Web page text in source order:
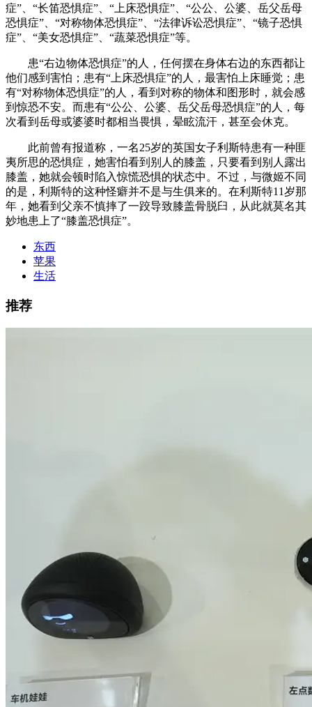
症”、“长笛恐惧症”、“上床恐惧症”、“公公、公婆、岳父岳母
恐惧症”、“对称物体恐惧症”、“法律诉讼恐惧症”、“镜子恐惧
症”、“美女恐惧症”、“蔬菜恐惧症”等。
患“右边物体恐惧症”的人，任何摆在身体右边的东西都让
他们感到害怕；患有“上床恐惧症”的人，最害怕上床睡觉；患
有“对称物体恐惧症”的人，看到对称的物体和图形时，就会感
到惊恐不安。而患有“公公、公婆、岳父岳母恐惧症”的人，每
次看到岳母或婆婆时都相当畏惧，晕眩流汗，甚至会休克。
此前曾有报道称，一名25岁的英国女子利斯特患有一种匪
夷所思的恐惧症，她害怕看到别人的膝盖，只要看到别人露出
膝盖，她就会顿时陷入惊慌恐惧的状态中。不过，与微姬不同
的是，利斯特的这种怪癖并不是与生俱来的。在利斯特11岁那
年，她看到父亲不慎摔了一跤导致膝盖骨脱臼，从此就莫名其
妙地患上了“膝盖恐惧症”。
东西
苹果
生活
推荐